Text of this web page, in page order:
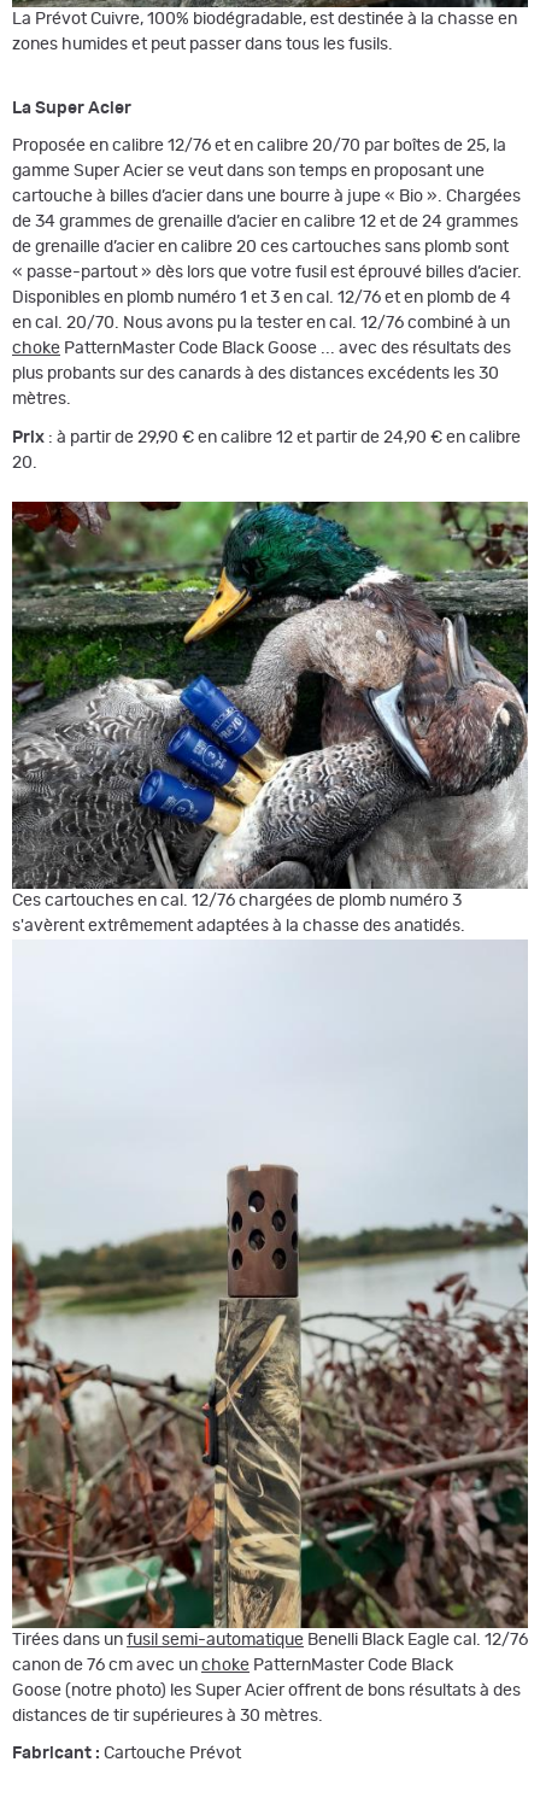
La Prévot Cuivre, 100% biodégradable, est destinée à la chasse en
zones humides et peut passer dans tous les fusils.
La Super Acier
Proposée en calibre 12/76 et en calibre 20/70 par boîtes de 25, la
gamme Super Acier se veut dans son temps en proposant une
cartouche à billes d’acier dans une bourre à jupe « Bio ». Chargées
de 34 grammes de grenaille d’acier en calibre 12 et de 24 grammes
de grenaille d’acier en calibre 20 ces cartouches sans plomb sont
« passe-partout » dès lors que votre fusil est éprouvé billes d’acier.
Disponibles en plomb numéro 1 et 3 en cal. 12/76 et en plomb de 4
en cal. 20/70. Nous avons pu la tester en cal. 12/76 combiné à un
choke PatternMaster Code Black Goose ... avec des résultats des
plus probants sur des canards à des distances excédents les 30
mètres.
Prix : à partir de 29,90 € en calibre 12 et partir de 24,90 € en calibre
20.
Ces cartouches en cal. 12/76 chargées de plomb numéro 3
s'avèrent extrêmement adaptées à la chasse des anatidés.
Tirées dans un fusil semi-automatique Benelli Black Eagle cal. 12/76
canon de 76 cm avec un choke PatternMaster Code Black
Goose (notre photo) les Super Acier offrent de bons résultats à des
distances de tir supérieures à 30 mètres.
Fabricant : Cartouche Prévot